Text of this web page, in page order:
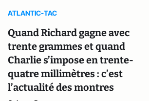
ATLANTIC-TAC
Quand Richard gagne avec
trente grammes et quand
Charlie s’impose en trente-
quatre millimètres : c’est
l’actualité des montres